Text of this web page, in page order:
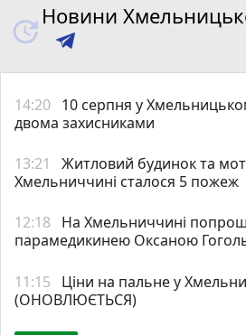
Новини
14:20 10 серпня у
двома захисниками
13:21
Житловий будинок та
Хмельниччині сталося 5 пожеж
12:18
На Хмельниччині
парамедикинею Оксаною
11:15
Ціни на пальне у
(ОНОВЛЮЄТЬСЯ)